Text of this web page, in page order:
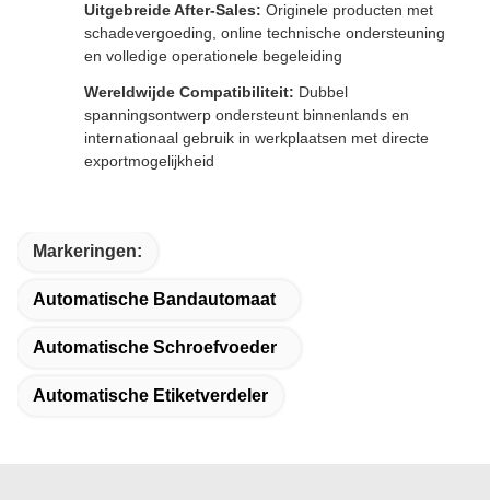
Uitgebreide After-Sales: Originele producten met
schadevergoeding, online technische ondersteuning
en volledige operationele begeleiding
Wereldwijde Compatibiliteit: Dubbel
spanningsontwerp ondersteunt binnenlands en
internationaal gebruik in werkplaatsen met directe
exportmogelijkheid
Markeringen:
Automatische Bandautomaat
Automatische Schroefvoeder
Automatische Etiketverdeler